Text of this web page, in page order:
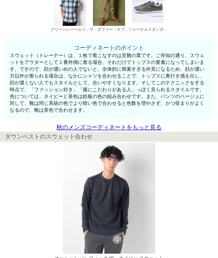
グリーンレーベルリラクシング シャツ ザ・ダファー・オブ・セントジョージ チノパン・綿パン ジャーナルスタンダード ローカットスニーカー
コーディネートのポイント
スウェット（トレーナー）は、１枚で着こなすのは至難の業です。ご存知の通り、スウェ
ットをアウターとして１番外側に着る場合、それだけでトップスの要素になってしまいま
す。ですので、顔が濃いめの人でないと、全体的に簡素すぎる外見になるため、顔が濃い
方以外が着られる場合は、なかにシャツを合わせることで、トップスに奥行き感を出し、
顔が濃くない人でもスタイルとして、合いやすくなります。そしてこのテクニックをする
時点で、「ファッション好き」「服にこだわりがある人」っぽく見られるスタイルです。
色については、ネイビーと茶色は鉄板の色の組み合わせです。また、パンツのベージュに
対して、靴は同じ系統の色でより暗い色で合わせると色数を増やさず、かつ収まりがよく
なるので、靴は茶色で合わせます。
秋のメンズコーディネートをもっと見る
ダウンベストのスウェット合わせ